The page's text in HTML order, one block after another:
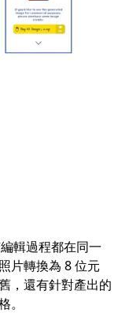
輯過程都在同一
片轉換為 8 位元
，還有針對產出的